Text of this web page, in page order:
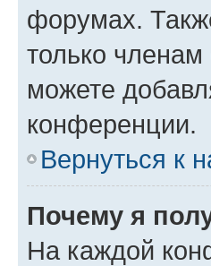
форумах.
только
можете
конференции.
Вернуться к
Почему я
На каждой